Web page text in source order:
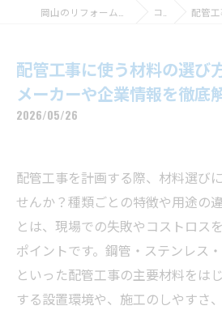
コラム 配管工事に使
配管工事に使う材料の選び
メーカーや企業情報を徹底
2026/05/26
配管工事を計画する際、材料選び
せんか？種類ごとの特徴や用途の
とは、現場での失敗やコストロス
ポイントです。鋼管・ステンレス
といった配管工事の主要材料をは
する設置環境や、施工のしやすさ